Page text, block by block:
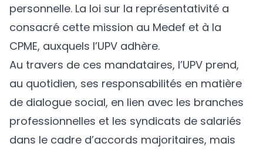
personnelle. La loi sur la représentativité a
consacré cette mission au Medef et à la
CPME, auxquels l’UPV adhère.
Au travers de ces mandataires, l’UPV prend,
au quotidien, ses responsabilités en matière
de dialogue social, en lien avec les branches
professionnelles et les syndicats de salariés
dans le cadre d’accords majoritaires, mais